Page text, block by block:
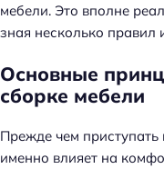
мебели. Это вполне
зная несколько правил
Основные
сборке мебели
Прежде чем приступать
именно влияет на